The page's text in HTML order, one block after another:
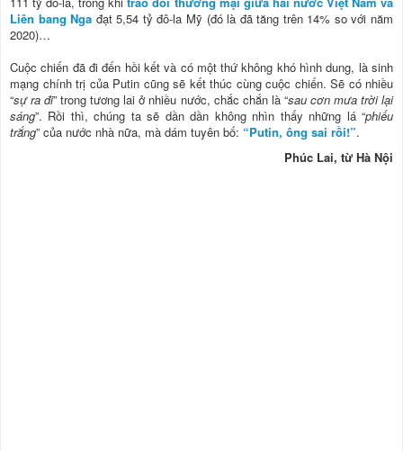
Liên bang Nga đạt 5,54 tỷ đô-la Mỹ (đó là đã tăng trên 14% so với năm
2020)…
Cuộc chiến đã đi đến hồi kết và có một thứ không khó hình dung, là sinh
mạng chính trị của Putin cũng sẽ kết thúc cùng cuộc chiến. Sẽ có nhiều
“sự ra đi” trong tương lai ở nhiều nước, chắc chắn là “sau cơn mưa trời lại
sáng”. Rồi thì, chúng ta sẽ dần dần không nhìn thấy những lá “phiếu
trắng” của nước nhà nữa, mà dám tuyên bố: “Putin, ông sai rồi!”.
Phúc Lai, từ Hà Nội